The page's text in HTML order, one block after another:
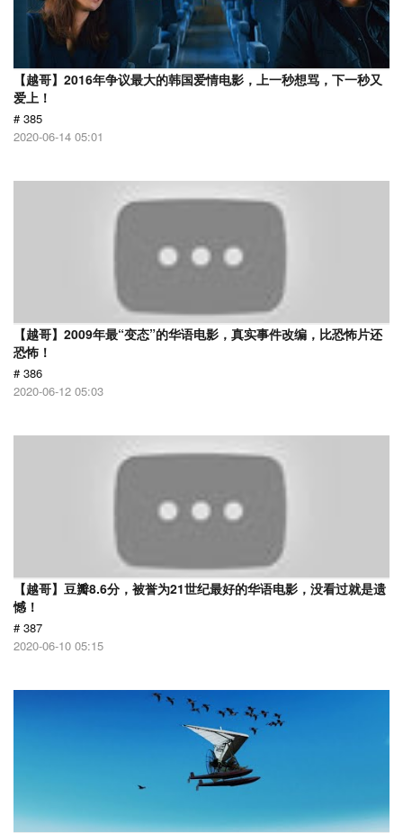
【越哥】2016年争议最大的韩国爱情电影，上一秒想骂，下一秒又
爱上！
# 385
2020-06-14 05:01
【越哥】2009年最“变态”的华语电影，真实事件改编，比恐怖片还
恐怖！
# 386
2020-06-12 05:03
【越哥】豆瓣8.6分，被誉为21世纪最好的华语电影，没看过就是遗
憾！
# 387
2020-06-10 05:15